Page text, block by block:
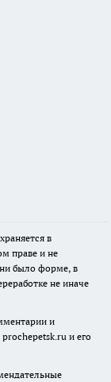
в
праве и не
было форме, в
не иначе
и
и его